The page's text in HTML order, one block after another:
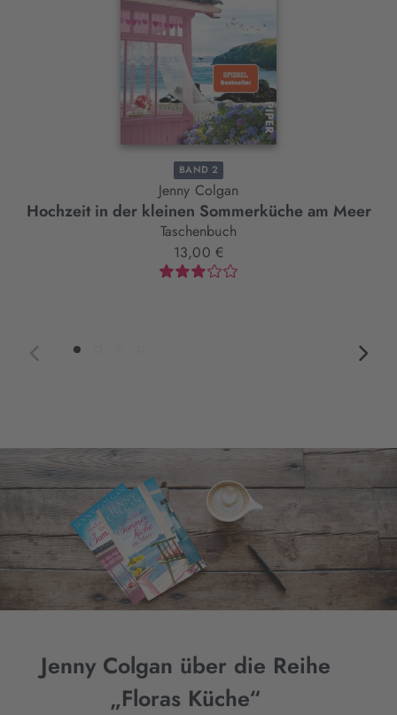
BAND 2
Jenny Colgan
Hochzeit in der kleinen Sommerküche am Meer
Taschenbuch
13,00 €
Jenny Colgan über die Reihe
„Floras Küche“